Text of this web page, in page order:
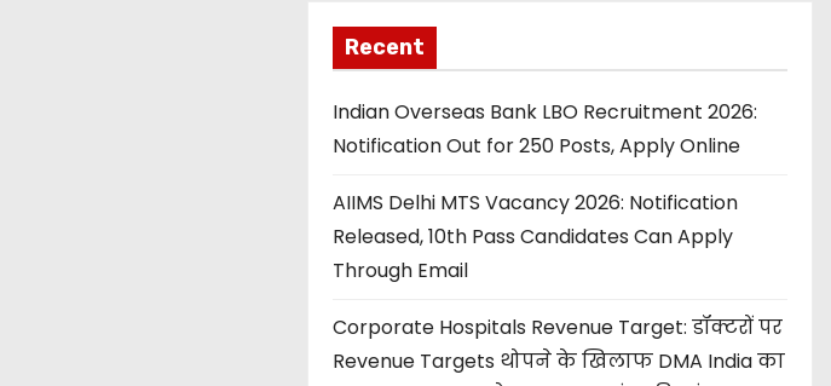
Recent
Indian Overseas Bank LBO Recruitment 2026:
Notification Out for 250 Posts, Apply Online
AIIMS Delhi MTS Vacancy 2026: Notification
Released, 10th Pass Candidates Can Apply
Through Email
Corporate Hospitals Revenue Target: डॉक्टरों पर
Revenue Targets थोपने के खिलाफ DMA India का